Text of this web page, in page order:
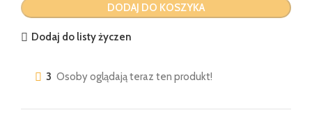
DODAJ DO KOSZYKA
Dodaj do listy życzen
3 Osoby oglądają teraz ten produkt!